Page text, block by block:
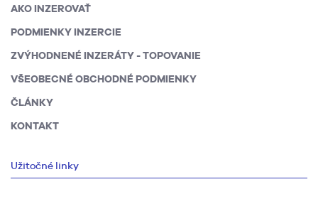
AKO INZEROVAŤ
PODMIENKY INZERCIE
ZVÝHODNENÉ INZERÁTY - TOPOVANIE
VŠEOBECNÉ OBCHODNÉ PODMIENKY
ČLÁNKY
KONTAKT
Užitočné linky